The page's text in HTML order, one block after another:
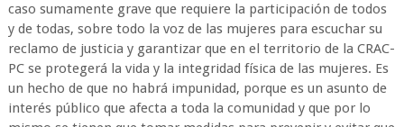
caso sumamente grave que requiere la participación de todos
y de todas, sobre todo la voz de las mujeres para escuchar su
reclamo de justicia y garantizar que en el territorio de la CRAC-
PC se protegerá la vida y la integridad física de las mujeres. Es
un hecho de que no habrá impunidad, porque es un asunto de
interés público que afecta a toda la comunidad y que por lo